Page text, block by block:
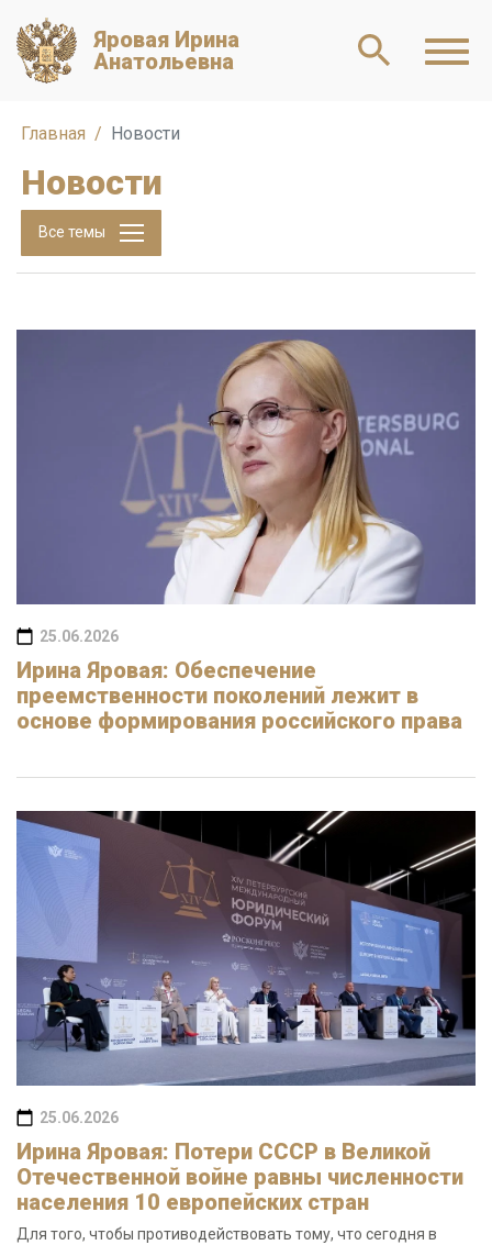
Яровая Ирина
Анатольевна
Главная Новости
Новости
Все темы
25.06.2026
Ирина Яровая: Обеспечение
преемственности поколений лежит в
основе формирования российского права
25.06.2026
Ирина Яровая: Потери СССР в Великой
Отечественной войне равны численности
населения 10 европейских стран
Для того, чтобы противодействовать тому, что сегодня в